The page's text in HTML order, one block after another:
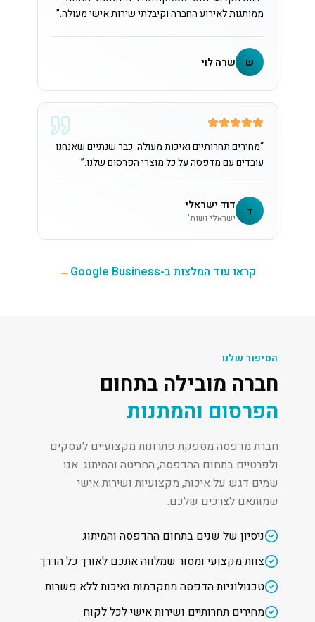
ממותגות לאירוע החברה וקיבלתי שירות אישי מעולה.”
ש שרה לוי
“מחירים תחרותיים ואיכות מעולה. כבר שנתיים שאנחנו
עובדים עם מדפסה על כל מוצרי הפרסום שלנו.”
ד דוד ישראלי
ישראלי ושות'
קראו עוד המלצות ב-Google Business →
הסיפור שלנו
חברה מובילה בתחום
הפרסום והמתנות
חברת מדפסה מספקת פתרונות מקצועיים לעסקים
ולפרטיים בתחום ההדפסה, החריטה והמיתוג. אנו
שמים דגש על איכות, מקצועיות ושירות אישי
שמותאם לצרכים שלכם.
ניסיון של שנים בתחום ההדפסה והמיתוג
צוות מקצועי ומסור שמלווה אתכם לאורך כל הדרך
טכנולוגיות הדפסה מתקדמות ואיכות ללא פשרות
מחירים תחרותיים ושירות אישי לכל לקוח